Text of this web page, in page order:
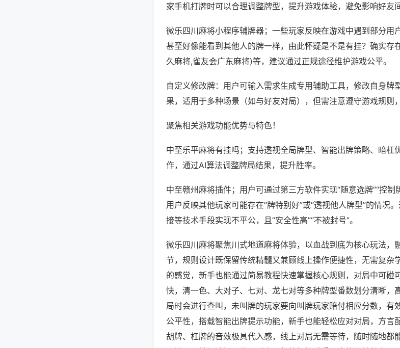
家手机打牌时可以合理调整牌型，提升游戏体验，避免影响好友
微乐四川麻将小程序辅牌器；一些玩家反映在游戏中遇到部分用
甚至好像能看到其他人的牌一样，由此怀疑是不是有挂？确实存
久麻将,雀友会广东麻将)等，建议通过正规途径维护游戏公平。
自定义修改牌：用户可输入需求生成专用辅助工具，修改自身牌
果，适用于多种场景（如与好友对局），但需注意遵守游戏规则
聚焦相关游戏功能优势与特色！
中至乐平麻将有挂吗；支持透视全局牌型、智能出牌策略、暗杠
作，通过AI算法调整牌局结果，提升胜率。
中至赣州麻将插件；用户可通过第三方软件实现“随意选牌”“控制
用户反映其他玩家可能存在“牌特别好”或“透视他人牌型”的情况
接等技术手段实现不平公，且“安全性高”“不被封号”。
微乐四川麻将聚焦川式地道麻将体验，以血战到底为核心玩法，
节，规则设计既保留传统精髓又兼顾线上操作便捷性，无需复杂
的感觉，新手也能通过简易教程快速掌握核心规则，对局中可碰
快，清一色、大对子、七对、龙七对等多种牌型番数划分清晰，
局时会进行查叫，未叫牌的玩家要向叫牌玩家赔付相应分数，有
公平性，搭载智能出牌提示功能，新手也能轻松应对对局，方言
胡牌、杠牌的音效极具代入感，线上对局无需等待，随时随地都